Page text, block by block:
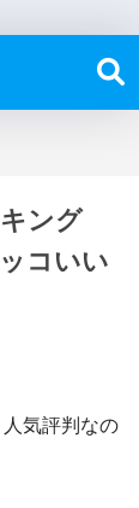
ング
コいい
気評判なの